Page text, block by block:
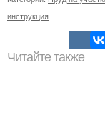
инструкция
Читайте также